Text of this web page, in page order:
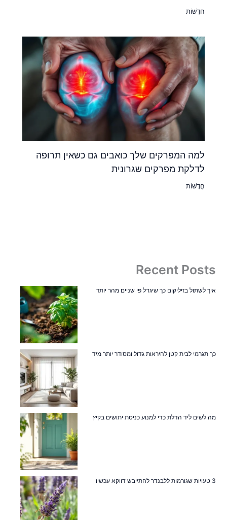
חֲדָשׁוֹת
למה המפרקים שלך כואבים גם כשאין תרופה
לדלקת מפרקים שגרונית
חֲדָשׁוֹת
Recent Posts
איך לשתול בזיליקום כך שיגדל פי שניים מהר יותר
כך תגרמי לבית קטן להיראות גדול ומסודר יותר מיד
מה לשים ליד הדלת כדי למנוע כניסת יתושים בקיץ
3 טעויות שגורמות ללבנדר להתייבש דווקא עכשיו